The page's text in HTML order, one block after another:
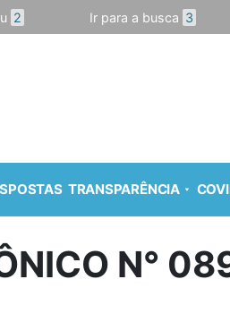
2 Ir para a busca 3
TRANSPARÊNCIA
N°